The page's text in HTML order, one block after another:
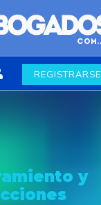
REGISTRARSE
y